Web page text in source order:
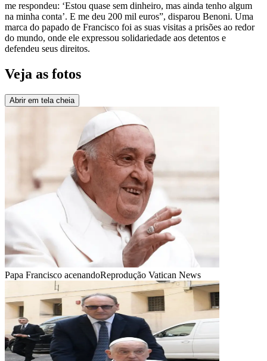
me respondeu: ‘Estou quase sem dinheiro, mas ainda tenho algum
na minha conta’. E me deu 200 mil euros”, disparou Benoni. Uma
marca do papado de Francisco foi as suas visitas a prisões ao redor
do mundo, onde ele expressou solidariedade aos detentos e
defendeu seus direitos.
Veja as fotos
Abrir em tela cheia
Papa Francisco acenandoReprodução Vatican News